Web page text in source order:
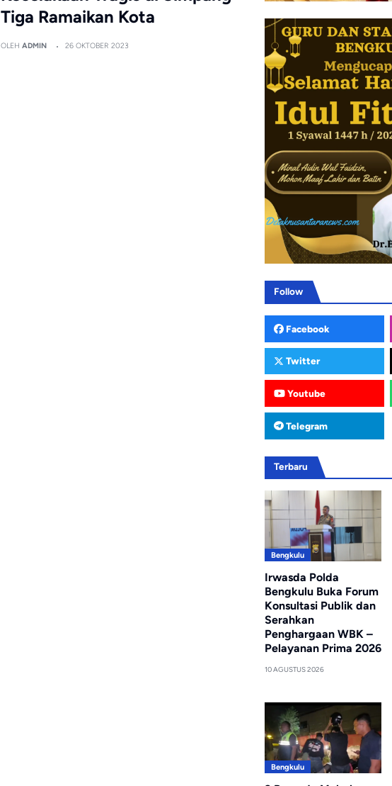
Tiga Ramaikan Kota
OLEHADMIN 26 OKTOBER 2023
Follow
Facebook
Twitter
Youtube
Telegram
Terbaru
Bengkulu
Irwasda Polda
Bengkulu Buka Forum
Konsultasi Publik dan
Serahkan
Penghargaan WBK –
Pelayanan Prima 2026
10 AGUSTUS 2026
Bengkulu